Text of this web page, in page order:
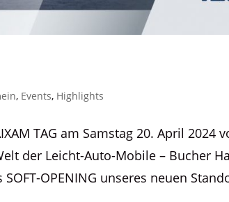
, Events, Highlights
TAG am Samstag 20. April 2024
der Leicht-Auto-Mobile – Bucher
OPENING unseres neuen